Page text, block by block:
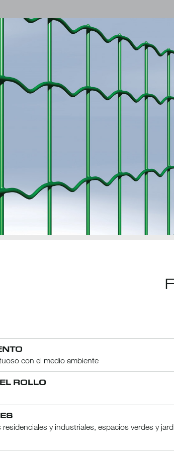
con el medio ambiente
ROLLO
y industriales, espacios verdes y